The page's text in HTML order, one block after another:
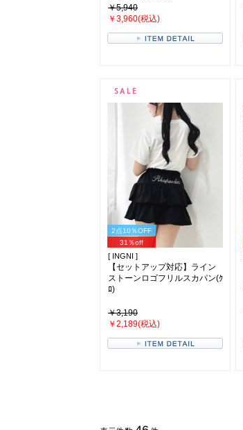
￥5,940
￥3,960(税込)
2点10％OFF
31％off
[ INGNI ]
【セットアップ対応】ライン
ストーンロゴフリルスカパン(ｸ
ﾛ)
￥3,190
￥2,189(税込)